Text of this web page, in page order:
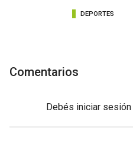
DEPORTES
Comentarios
Debés iniciar sesión